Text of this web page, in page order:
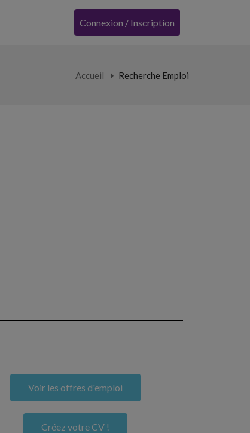
Connexion / Inscription
Accueil Recherche Emploi
Voir les offres d'emploi
Créez votre CV !